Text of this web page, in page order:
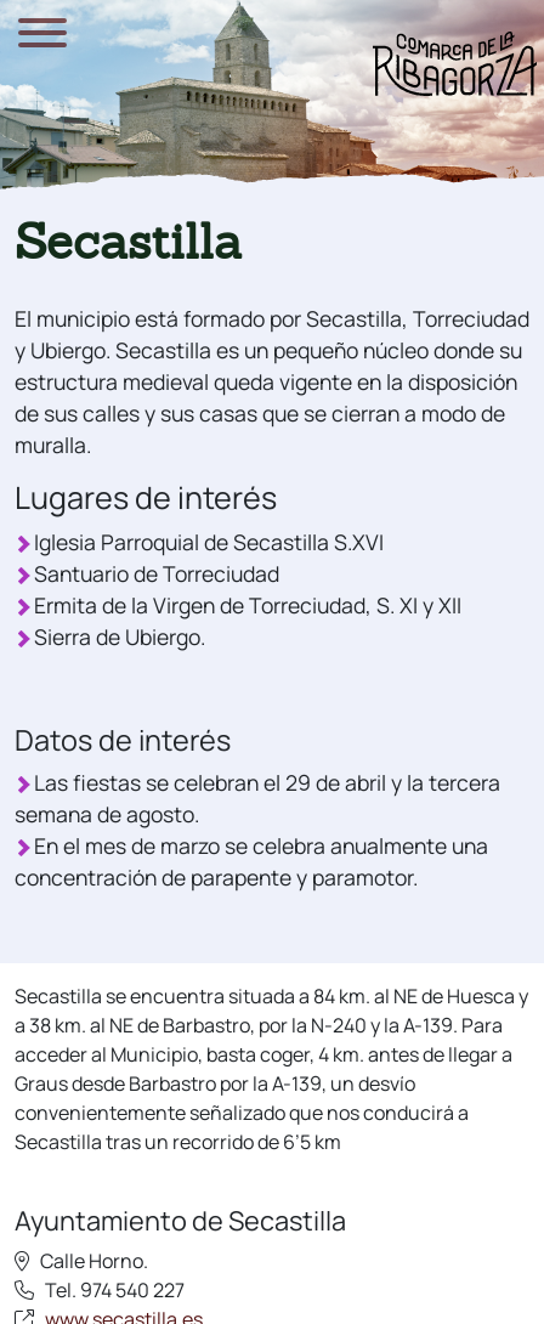
Secastilla
El municipio está formado por Secastilla, Torreciudad
y Ubiergo. Secastilla es un pequeño núcleo donde su
estructura medieval queda vigente en la disposición
de sus calles y sus casas que se cierran a modo de
muralla.
Lugares de interés
Iglesia Parroquial de Secastilla S.XVI
Santuario de Torreciudad
Ermita de la Virgen de Torreciudad, S. XI y XII
Sierra de Ubiergo.
Datos de interés
Las fiestas se celebran el 29 de abril y la tercera
semana de agosto.
En el mes de marzo se celebra anualmente una
concentración de parapente y paramotor.
Secastilla se encuentra situada a 84 km. al NE de Huesca y
a 38 km. al NE de Barbastro, por la N-240 y la A-139. Para
acceder al Municipio, basta coger, 4 km. antes de llegar a
Graus desde Barbastro por la A-139, un desvío
convenientemente señalizado que nos conducirá a
Secastilla tras un recorrido de 6’5 km
Ayuntamiento de Secastilla
Calle Horno.
Tel. 974 540 227